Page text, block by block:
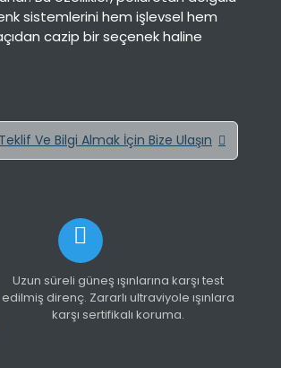
sistemlerini hem işlevsel hem
cazip bir seçenek haline
Teklif Ve Bilgi Almak İçin Bize Ulaşın
Uzun süreli güneş ışınlarına karşı test
edilmiş direnç. Zararlı ultraviyole ışınlara
karşı sertifikalı koruma.